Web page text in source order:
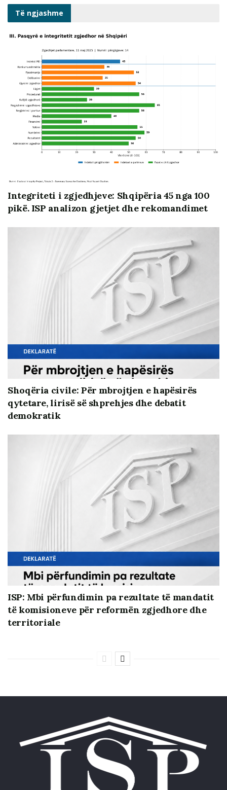
Instituti i Studimeve Politike (ISP) ishte pjesë e grupit të
partnerëve së bashku me Komiteti Shqiptar i Helsinkit
(KShH), Rrjeti i Grave “Barazi në Vendimmarrje”,
Akademia e Studimeve Politike (ASP) dhe Qëndresa
Qytetare, zhvilloi takim pune me Komisioneri Shtetëror
te Zgjedhjeve, z. Ilirjan Celibashi. Debati u fokusua
gjithashtu ne aspekte te tjera te financimit i partive
barabarabartë gjinor i kandidatëve në financat e
partive, keqpërdorimi i burimeve shtetërore,
përmirësimi i kuadrit ligjor dhe atij nënligjor, e të tjerë.
Gjatë takimit pesë organizatatat depozituan një
dokument përgjithësues rekomandimesh prej
monitorimeve të ndërmarra prej tyre.
Dokumenti mund te lexohet & shkarkohet ketu:
Reagim-i-perbashket-i-nje-grupimi-organizatash-te-
shoqerise-civile-per-Zgjedhje-te-Lira-dhe-te-Ndershme
Të ngjashme
Integriteti i zgjedhjeve: Shqipëria 45 nga 100
pikë. ISP analizon gjetjet dhe rekomandimet
Shoqëria civile: Për mbrojtjen e hapësirës
qytetare, lirisë së shprehjes dhe debatit
demokratik
ISP: Mbi përfundimin pa rezultate të mandatit
të komisioneve për reformën zgjedhore dhe
territoriale